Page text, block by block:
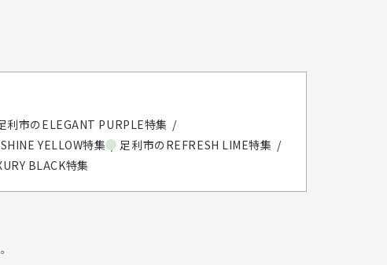
利市のELEGANT PURPLE特集
YELLOW特集
足利市のREFRESH LIME特集
BLACK特集